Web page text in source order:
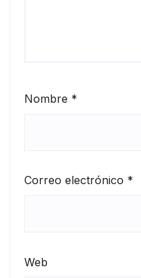
Nombre *
Correo electrónico *
Web